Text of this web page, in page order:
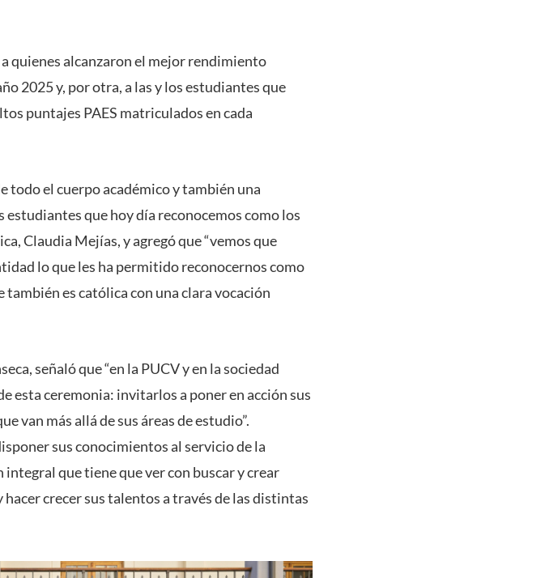
quienes alcanzaron el mejor rendimiento
2025 y, por otra, a las y los estudiantes que
puntajes PAES matriculados en cada
el cuerpo académico y también una
que hoy día reconocemos como los
Claudia Mejías, y agregó que “vemos que
lo que les ha permitido reconocernos como
es católica con una clara vocación
señaló que “en la PUCV y en la sociedad
esta ceremonia: invitarlos a poner en acción sus
van más allá de sus áreas de estudio”.
sus conocimientos al servicio de la
que tiene que ver con buscar y crear
crecer sus talentos a través de las distintas